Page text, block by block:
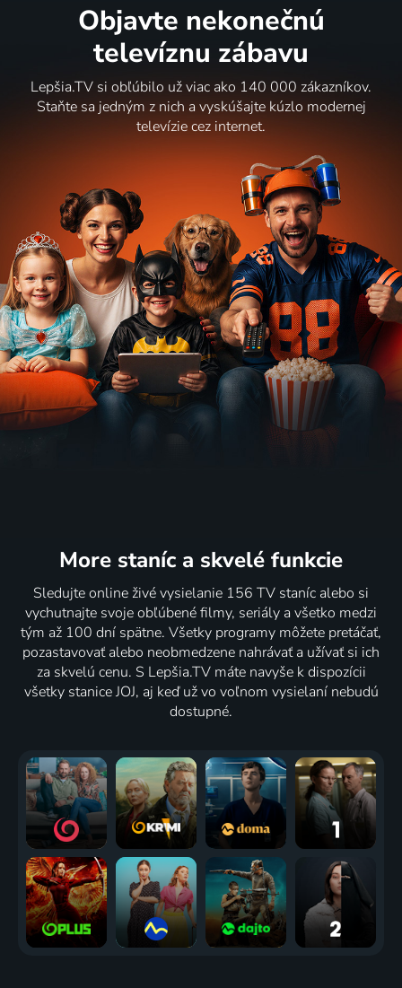
Objavte nekonečnú
televíznu zábavu
Lepšia.TV si obľúbilo už viac ako 140 000 zákazníkov.
Staňte sa jedným z nich a vyskúšajte kúzlo modernej
televízie cez internet.
More staníc a skvelé funkcie
Sledujte online živé vysielanie 156 TV staníc alebo si
vychutnajte svoje obľúbené filmy, seriály a všetko medzi
tým až 100 dní spätne. Všetky programy môžete pretáčať,
pozastavovať alebo neobmedzene nahrávať a užívať si ich
za skvelú cenu. S Lepšia.TV máte navyše k dispozícii
všetky stanice JOJ, aj keď už vo voľnom vysielaní nebudú
dostupné.